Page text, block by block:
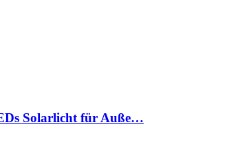
Solarlicht für Auße…